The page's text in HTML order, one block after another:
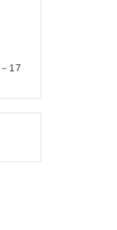
17